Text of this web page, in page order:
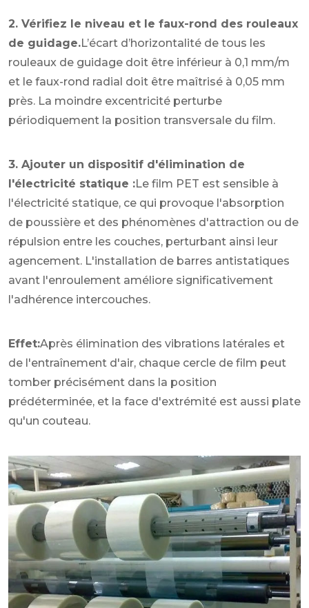
2. Vérifiez le niveau et le faux-rond des rouleaux
de guidage.L’écart d’horizontalité de tous les
rouleaux de guidage doit être inférieur à 0,1 mm/m
et le faux-rond radial doit être maîtrisé à 0,05 mm
près. La moindre excentricité perturbe
périodiquement la position transversale du film.
3. Ajouter un dispositif d'élimination de
l'électricité statique :Le film PET est sensible à
l'électricité statique, ce qui provoque l'absorption
de poussière et des phénomènes d'attraction ou de
répulsion entre les couches, perturbant ainsi leur
agencement. L'installation de barres antistatiques
avant l'enroulement améliore significativement
l'adhérence intercouches.
Effet:Après élimination des vibrations latérales et
de l'entraînement d'air, chaque cercle de film peut
tomber précisément dans la position
prédéterminée, et la face d'extrémité est aussi plate
qu'un couteau.